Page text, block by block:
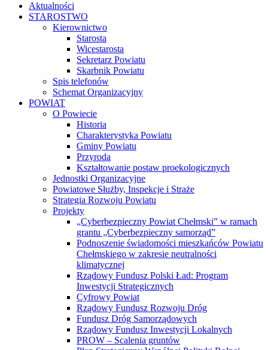
Aktualności
STAROSTWO
Kierownictwo
Starosta
Wicestarosta
Sekretarz Powiatu
Skarbnik Powiatu
Spis telefonów
Schemat Organizacyjny
POWIAT
O Powiecie
Historia
Charakterystyka Powiatu
Gminy Powiatu
Przyroda
Kształtowanie postaw proekologicznych
Jednostki Organizacyjne
Powiatowe Służby, Inspekcje i Straże
Strategia Rozwoju Powiatu
Projekty
„Cyberbezpieczny Powiat Chełmski” w ramach
grantu „Cyberbezpieczny samorząd”
Podnoszenie świadomości mieszkańców Powiatu
Chełmskiego w zakresie neutralności
klimatycznej
Rządowy Fundusz Polski Ład: Program
Inwestycji Strategicznych
Cyfrowy Powiat
Rządowy Fundusz Rozwoju Dróg
Fundusz Dróg Samorządowych
Rządowy Fundusz Inwestycji Lokalnych
PROW – Scalenia gruntów